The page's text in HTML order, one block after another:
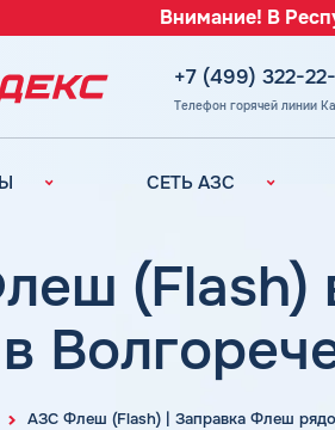
Внимание! В
+7 (499) 322-
Телефон горячей линии
СЕТЬ АЗС
АЗС Газпромнефть
АЗС Тебойл
АЗС Газпром
АЗС Флеш (Flash) | Заправка Флеш
(Flash)